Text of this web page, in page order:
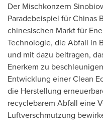
Der Mischkonzern
Paradebeispiel für Chinas
chinesischen Markt für
Technologie, die Abfall in
und mit dazu beitragen,
Enerkem zu
Entwicklung einer Clean
die Herstellung
recyclebarem Abfall eine
Luftverschmutzung